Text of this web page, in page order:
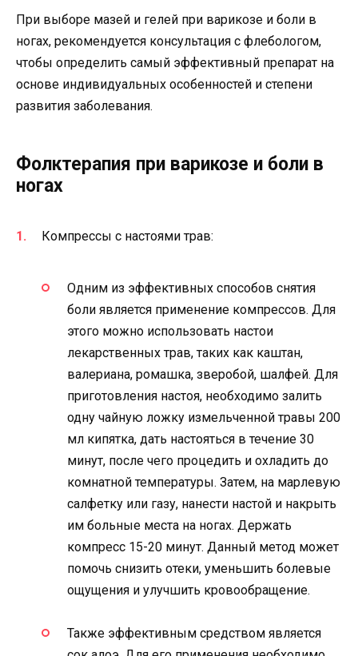
При выборе мазей и гелей при варикозе и боли в
ногах, рекомендуется консультация с флебологом,
чтобы определить самый эффективный препарат на
основе индивидуальных особенностей и степени
развития заболевания.
Фолктерапия при варикозе и боли в
ногах
Компрессы с настоями трав:
Одним из эффективных способов снятия
боли является применение компрессов. Для
этого можно использовать настои
лекарственных трав, таких как каштан,
валериана, ромашка, зверобой, шалфей. Для
приготовления настоя, необходимо залить
одну чайную ложку измельченной травы 200
мл кипятка, дать настояться в течение 30
минут, после чего процедить и охладить до
комнатной температуры. Затем, на марлевую
салфетку или газу, нанести настой и накрыть
им больные места на ногах. Держать
компресс 15-20 минут. Данный метод может
помочь снизить отеки, уменьшить болевые
ощущения и улучшить кровообращение.
Также эффективным средством является